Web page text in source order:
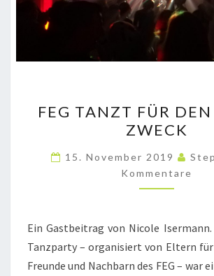
TANZT
FÜR
DEN
GUTEN
ZWECK
FEG TANZT FÜR
ZWECK
15. November 2019
Kommentare
Ein Gastbeitrag von Nicole Isermann.
Tanzparty – organisiert von Eltern
Freunde und Nachbarn des FEG – war